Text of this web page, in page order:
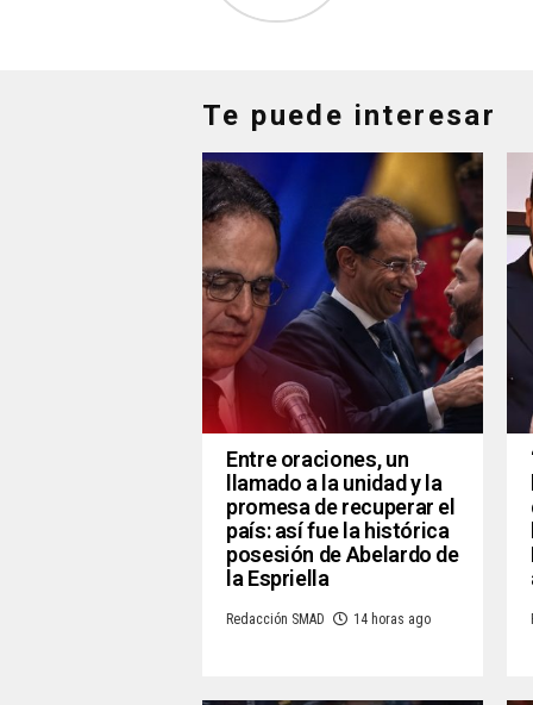
Te puede interesar
Entre oraciones, un
llamado a la unidad y la
promesa de recuperar el
país: así fue la histórica
posesión de Abelardo de
la Espriella
Redacción SMAD 14 horas ago